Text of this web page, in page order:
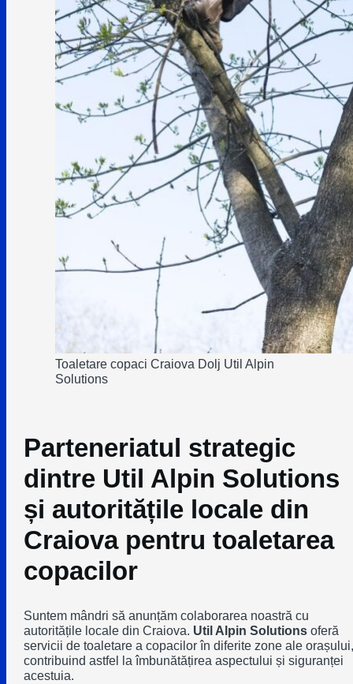
Toaletare copaci Craiova Dolj Util Alpin
Solutions
Parteneriatul strategic
dintre Util Alpin Solutions
și autoritățile locale din
Craiova pentru toaletarea
copacilor
Suntem mândri să anunțăm colaborarea noastră cu
autoritățile locale din Craiova. Util Alpin Solutionsoferă
servicii de toaletare a copacilor în diferite zone ale orașului,
contribuind astfel la îmbunătățirea aspectului și siguranței
acestuia.